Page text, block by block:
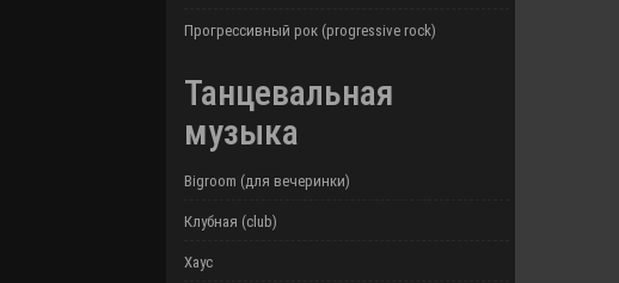
Прогрессивный рок (progressive rock)
Танцевальная
музыка
Bigroom (для вечеринки)
Клубная (club)
Хаус